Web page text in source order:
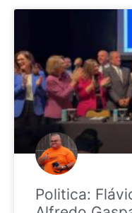
Politica: